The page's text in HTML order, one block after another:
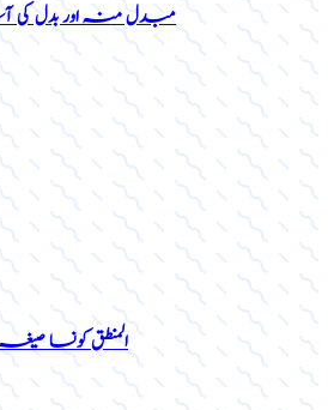
مبدل منہ اور بدل کی آسان
المنطق کونسا